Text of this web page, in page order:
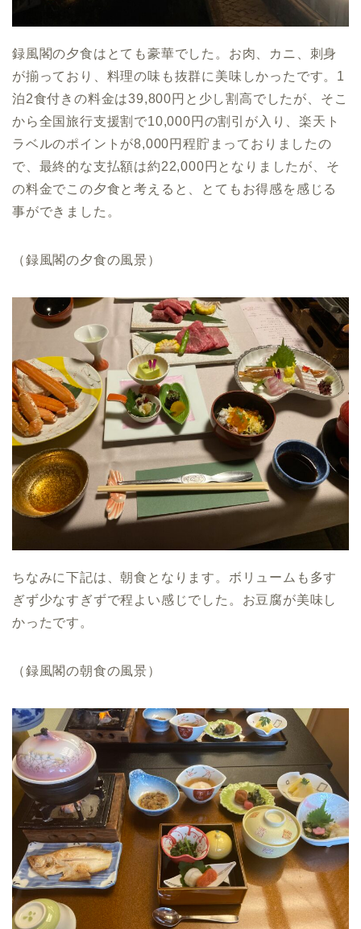
録風閣の夕食はとても豪華でした。お肉、カニ、刺身
が揃っており、料理の味も抜群に美味しかったです。1
泊2食付きの料金は39,800円と少し割高でしたが、そこ
から全国旅行支援割で10,000円の割引が入り、楽天ト
ラベルのポイントが8,000円程貯まっておりましたの
で、最終的な支払額は約22,000円となりましたが、そ
の料金でこの夕食と考えると、とてもお得感を感じる
事ができました。
（録風閣の夕食の風景）
ちなみに下記は、朝食となります。ボリュームも多す
ぎず少なすぎずで程よい感じでした。お豆腐が美味し
かったです。
（録風閣の朝食の風景）